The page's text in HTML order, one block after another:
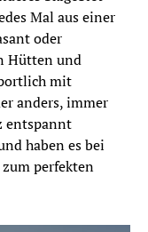
2
Mal aus einer
oder
Hütten und
mit
anders, immer
entspannt
haben es bei
perfekten